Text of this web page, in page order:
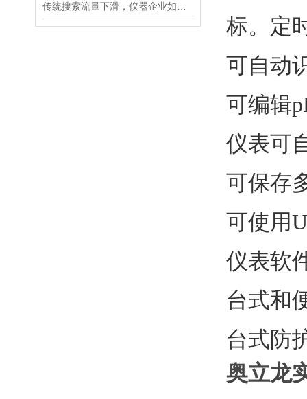
标。定
可自动
可编辑
仪表可
可保存
可使用
仪表软
台式和
台式防
奥立龙